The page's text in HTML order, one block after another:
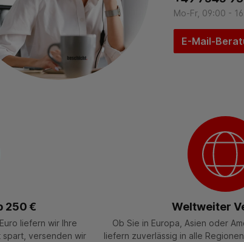
Mo-Fr, 09:00 -
E-Mail-
250 €
liefern wir Ihre
spart, versenden wir
Weltweiter
Ob Sie in Europa, Asien oder
liefern zuverlässig in alle